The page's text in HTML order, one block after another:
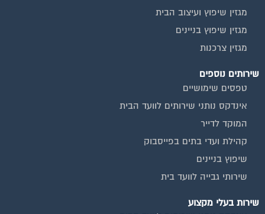
מגזין שיפוץ ועיצוב הבית
מגזין שיפוץ בניינים
מגזין צרכנות
שירותים נוספים
טפסים שימושיים
אינדקס נותני שירותים לוועד הבית
המוקד לדייר
קהילת ועדי בתים בפייסבוק
שיפוץ בניינים
שירותי גבייה לוועד בית
שירות בעלי מקצוע